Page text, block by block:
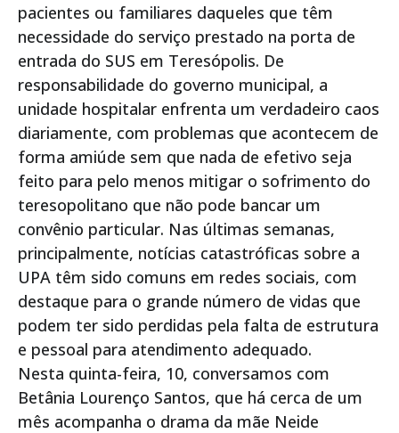
pacientes ou familiares daqueles que têm
necessidade do serviço prestado na porta de
entrada do SUS em Teresópolis. De
responsabilidade do governo municipal, a
unidade hospitalar enfrenta um verdadeiro caos
diariamente, com problemas que acontecem de
forma amiúde sem que nada de efetivo seja
feito para pelo menos mitigar o sofrimento do
teresopolitano que não pode bancar um
convênio particular. Nas últimas semanas,
principalmente, notícias catastróficas sobre a
UPA têm sido comuns em redes sociais, com
destaque para o grande número de vidas que
podem ter sido perdidas pela falta de estrutura
e pessoal para atendimento adequado.
Nesta quinta-feira, 10, conversamos com
Betânia Lourenço Santos, que há cerca de um
mês acompanha o drama da mãe Neide